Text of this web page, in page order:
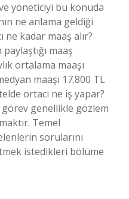
yöneticiyi bu konuda
ne anlama geldiği
ne kadar maaş alır?
maaş
ortalama maaşı
maaşı 17.800 TL
ortacı ne iş yapar?
görev genellikle gözlem
Temel
sorularını
istedikleri bölüme